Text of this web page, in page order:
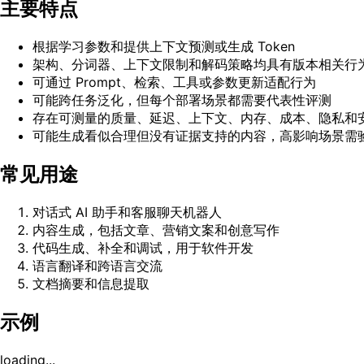
主要特点
根据学习参数和提供上下文预测或生成 Token
架构、分词器、上下文限制和解码策略均具有版本相关行
可通过 Prompt、检索、工具或参数更新适配行为
可能跨任务泛化，但每个部署场景都需要代表性评测
存在可测量的质量、延迟、上下文、内存、成本、隐私和
可能生成看似合理但没有证据支持的内容，高影响场景需
常见用途
对话式 AI 助手和客服聊天机器人
内容生成，包括文章、营销文案和创意写作
代码生成、补全和调试，用于软件开发
语言翻译和跨语言交流
文档摘要和信息提取
示例
loading...